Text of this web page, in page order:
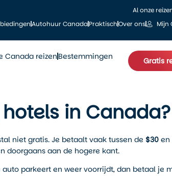
Al onze
Autohuur CanadaPraktischOver ons Mijn
Canada reizenBestemmingen Gratis
in Canada?
niet gratis. Je betaalt vaak tussen de $30 en
doorgaans aan de hogere kant.
parkeert en weer voorrijdt, dan betaal je